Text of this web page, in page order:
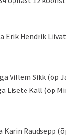
Erik Hendrik
Villem Sikk (õp
Lisete Kall (õp
Raudsepp